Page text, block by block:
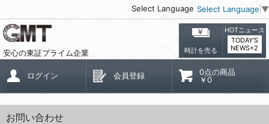
Select Language Select Language ▼
安心の東証プライム企業 時計を売る
HOTニュース
TODAY'S
NEWS+2
ログイン 会員登録
0点の商品
￥0
お問い合わせ